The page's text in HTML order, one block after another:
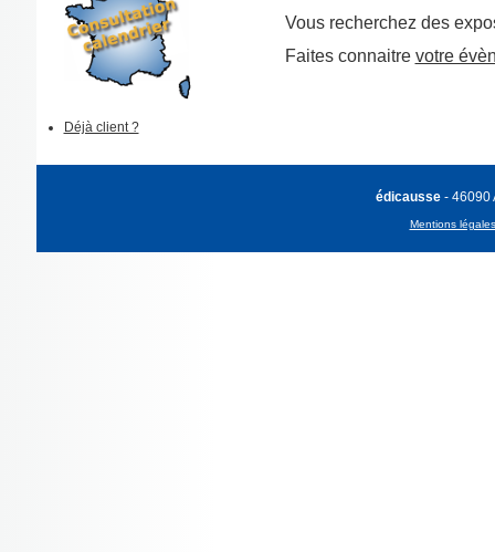
Déjà client ?
Vous recherchez des
Faites connaitre votre
édicausse - 46090
Mentions légales